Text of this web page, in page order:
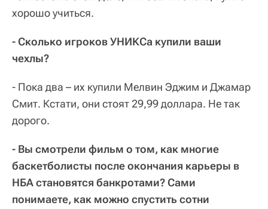
хорошо учиться.
- Сколько игроков УНИКСа купили ваши
чехлы?
- Пока два – их купили Мелвин Эджим и Джамар
Смит. Кстати, они стоят 29,99 доллара. Не так
дорого.
- Вы смотрели фильм о том, как многие
баскетболисты после окончания карьеры в
НБА становятся банкротами? Сами
понимаете, как можно спустить сотни